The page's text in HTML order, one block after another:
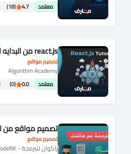
معتمد 4.7
(18)
تصميم مواقع
react.js من البدايه الي الاحتراف
Algorithm Academy
معتمد 0.0
(0)
تصميم مواقع
تصميم مواقع من
راكوان للبرمجة - CodeRK